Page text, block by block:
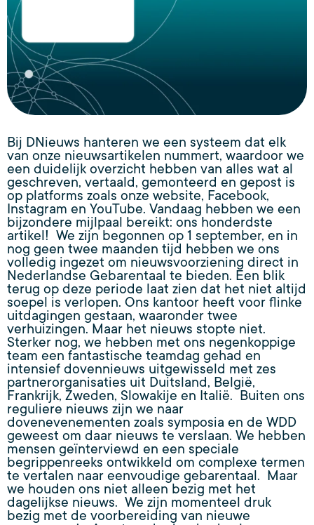
Bij DNieuws hanteren we een systeem dat elk
van onze nieuwsartikelen nummert, waardoor we
een duidelijk overzicht hebben van alles wat al
geschreven, vertaald, gemonteerd en gepost is
op platforms zoals onze website, Facebook,
Instagram en YouTube. Vandaag hebben we een
bijzondere mijlpaal bereikt: ons honderdste
artikel! We zijn begonnen op 1 september, en in
nog geen twee maanden tijd hebben we ons
volledig ingezet om nieuwsvoorziening direct in
Nederlandse Gebarentaal te bieden. Een blik
terug op deze periode laat zien dat het niet altijd
soepel is verlopen. Ons kantoor heeft voor flinke
uitdagingen gestaan, waaronder twee
verhuizingen. Maar het nieuws stopte niet.
Sterker nog, we hebben met ons negenkoppige
team een fantastische teamdag gehad en
intensief dovennieuws uitgewisseld met zes
partnerorganisaties uit Duitsland, België,
Frankrijk, Zweden, Slowakije en Italië. Buiten ons
reguliere nieuws zijn we naar
dovenevenementen zoals symposia en de WDD
geweest om daar nieuws te verslaan. We hebben
mensen geïnterviewd en een speciale
begrippenreeks ontwikkeld om complexe termen
te vertalen naar eenvoudige gebarentaal. Maar
we houden ons niet alleen bezig met het
dagelijkse nieuws. We zijn momenteel druk
bezig met de voorbereiding van nieuwe